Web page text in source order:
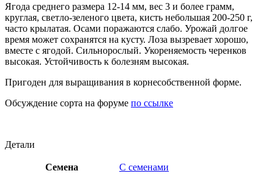
Ягода среднего размера 12-14 мм, вес 3 и более грамм,
круглая, светло-зеленого цвета, кисть небольшая 200-250 г,
часто крылатая. Осами поражаются слабо. Урожай долгое
время может сохранятся на кусту. Лоза вызревает хорошо,
вместе с ягодой. Сильнорослый. Укореняемость черенков
высокая. Устойчивость к болезням высокая.
Пригоден для выращивания в корнесобственной форме.
Обсуждение сорта на форуме по ссылке
Детали
Семена С семенами